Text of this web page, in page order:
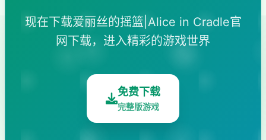
现在下载爱丽丝的摇篮|Alice in Cradle官
网下载，进入精彩的游戏世界
免费下载
完整版游戏